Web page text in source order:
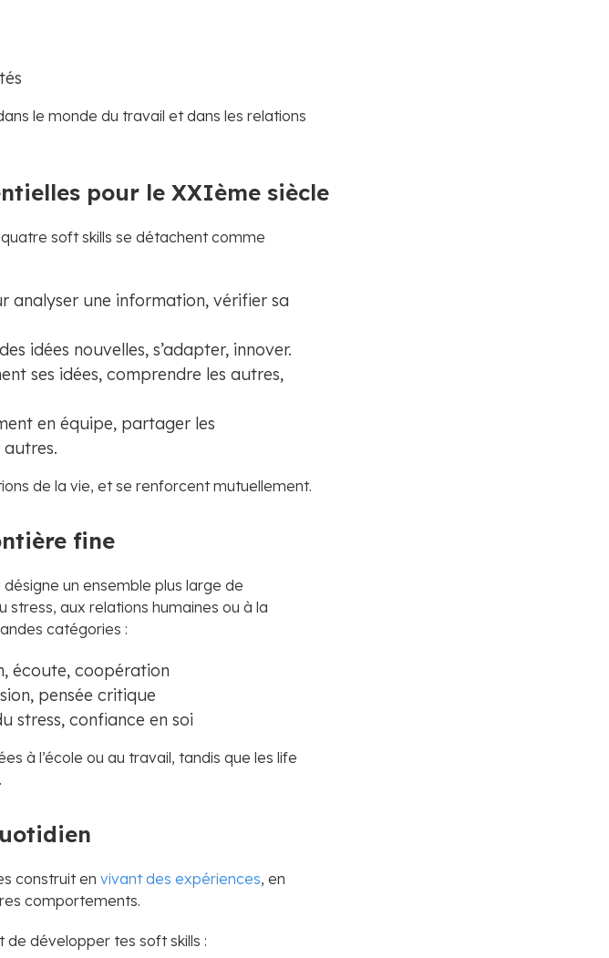
le monde du travail et dans les relations
pour le XXIème siècle
quatre soft skills se détachent comme
analyser une information, vérifier sa
idées nouvelles, s’adapter, innover.
ses idées, comprendre les autres,
en équipe, partager les
de la vie, et se renforcent mutuellement.
fine
un ensemble plus large de
aux relations humaines ou à la
catégories :
écoute, coopération
pensée critique
stress, confiance en soi
à l’école ou au travail, tandis que les life
construit en vivant des expériences, en
comportements.
développer tes soft skills :